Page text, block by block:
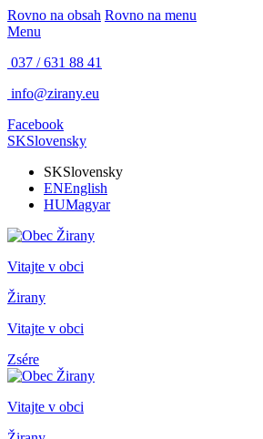
Rovno na obsah Rovno na menu
Menu
037 / 631 88 41
info@zirany.eu
Facebook
SKSlovensky
SKSlovensky
ENEnglish
HUMagyar
Vitajte v obci
Žirany
Vitajte v obci
Zsére
Vitajte v obci